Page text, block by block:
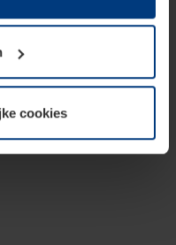
is. Voor alle andere
benodigd. Uw
bij de uitleg van de
cookies